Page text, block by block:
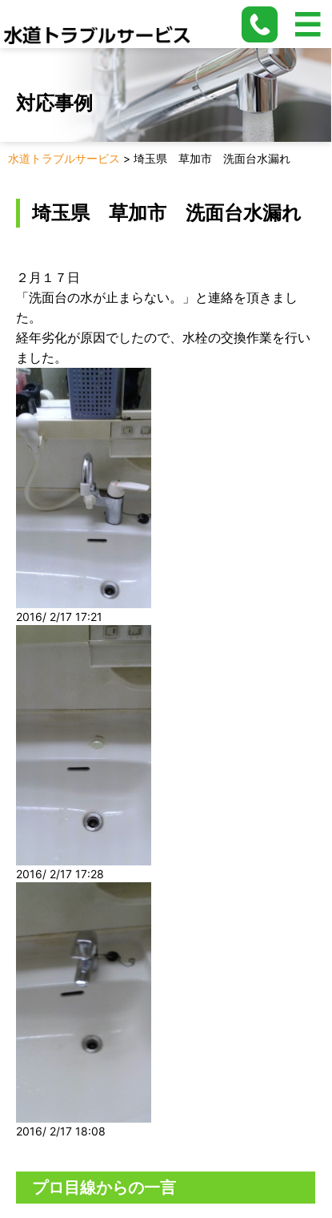
対応事例
水道トラブルサービス > 埼玉県 草加市 洗面台水漏れ
埼玉県 草加市 洗面台水漏れ
２月１７日
「洗面台の水が止まらない。」と連絡を頂きまし
た。
経年劣化が原因でしたので、水栓の交換作業を行い
ました。
2016/ 2/17 17:21
2016/ 2/17 17:28
2016/ 2/17 18:08
プロ目線からの一言